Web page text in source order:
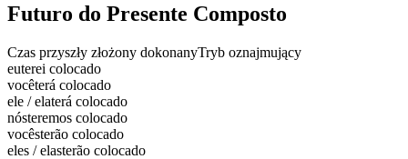
Futuro do Presente Composto
Czas przyszły złożony dokonanyTryb oznajmujący
euterei colocado
vocêterá colocado
ele / elaterá colocado
nósteremos colocado
vocêsterão colocado
eles / elasterão colocado